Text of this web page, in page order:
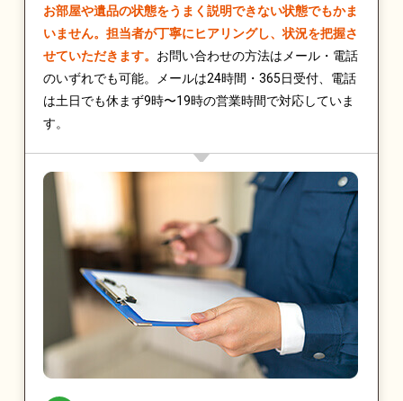
お部屋や遺品の状態をうまく説明できない状態でもかま
いません。担当者が丁寧にヒアリングし、状況を把握さ
せていただきます。 お問い合わせの方法はメール・電話
のいずれでも可能。メールは24時間・365日受付、電話
は土日でも休まず9時〜19時の営業時間で対応していま
す。